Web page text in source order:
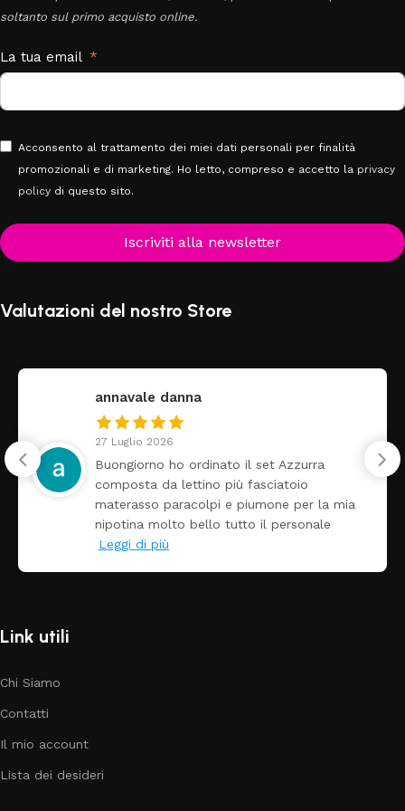
soltanto sul primo acquisto online.
La tua email
Acconsento al trattamento dei miei dati personali per finalità
promozionali e di marketing. Ho letto, compreso e accetto la privacy
policy di questo sito.
Iscriviti alla newsletter
Valutazioni del nostro Store
annavale danna
27 Luglio 2026
Buongiorno ho ordinato il set Azzurra
composta da lettino più fasciatoio
materasso paracolpi e piumone per la mia
nipotina molto bello tutto il personale
Leggi di più
Link utili
Chi Siamo
Contatti
Il mio account
Lista dei desideri